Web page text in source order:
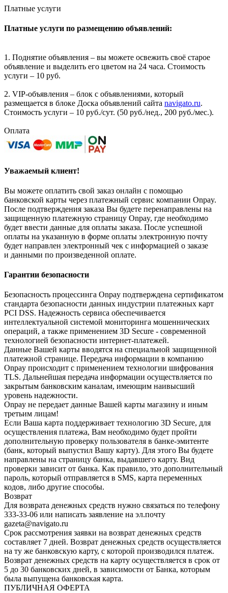
Платные услуги
Платные услуги по размещению объявлений:
1. Поднятие объявления – вы можете освежить своё старое
объявление и выделить его цветом на 24 часа. Стоимость
услуги – 10 руб.
2. VIP-объявления – блок с объявлениями, который
размещается в блоке Доска объявлений сайта navigato.ru.
Стоимость услуги – 10 руб./сут. (50 руб./нед., 200 руб./мес.).
Оплата
Уважаемый клиент!
Вы можете оплатить свой заказ онлайн с помощью
банковской карты через платежный сервис компании Onpay.
После подтверждения заказа Вы будете перенаправлены на
защищенную платежную страницу Onpay, где необходимо
будет ввести данные для оплаты заказа. После успешной
оплаты на указанную в форме оплаты электронную почту
будет направлен электронный чек с информацией о заказе
и данными по произведенной оплате.
Гарантии безопасности
Безопасность процессинга Onpay подтверждена сертификатом
стандарта безопасности данных индустрии платежных карт
PCI DSS. Надежность сервиса обеспечивается
интеллектуальной системой мониторинга мошеннических
операций, а также применением 3D Secure - современной
технологией безопасности интернет-платежей.
Данные Вашей карты вводятся на специальной защищенной
платежной странице. Передача информации в компанию
Onpay происходит с применением технологии шифрования
TLS. Дальнейшая передача информации осуществляется по
закрытым банковским каналам, имеющим наивысший
уровень надежности.
Onpay не передает данные Вашей карты магазину и иным
третьим лицам!
Если Ваша карта поддерживает технологию 3D Secure, для
осуществления платежа, Вам необходимо будет пройти
дополнительную проверку пользователя в банке-эмитенте
(банк, который выпустил Вашу карту). Для этого Вы будете
направлены на страницу банка, выдавшего карту. Вид
проверки зависит от банка. Как правило, это дополнительный
пароль, который отправляется в SMS, карта переменных
кодов, либо другие способы.
Возврат
Для возврата денежных средств нужно связаться по телефону
333-33-06 или написать заявление на эл.почту
gazeta@navigato.ru
Срок рассмотрения заявки на возврат денежных средств
составляет 7 дней. Возврат денежных средств осуществляется
на ту же банковскую карту, с которой производился платеж.
Возврат денежных средств на карту осуществляется в срок от
5 до 30 банковских дней, в зависимости от Банка, которым
была выпущена банковская карта.
ПУБЛИЧНАЯ ОФЕРТА